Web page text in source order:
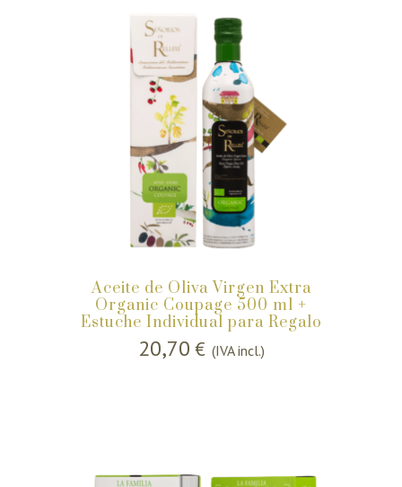
Aceite de Oliva Virgen Extra
Organic Coupage 500 ml +
Estuche Individual para Regalo
20,70 € (IVA incl.)